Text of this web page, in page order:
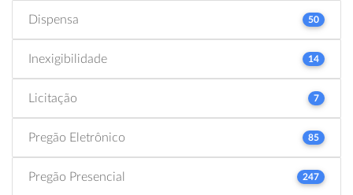
Dispensa 50
Inexigibilidade 14
Licitação 7
Pregão Eletrônico 85
Pregão Presencial 247